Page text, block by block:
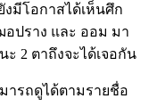
มีโอกาสได้เห็นศึก
อปราง และ ออม มา
ะ 2 ตาถึงจะได้เจอกัน
ารถดูได้ตามรายชื่อ